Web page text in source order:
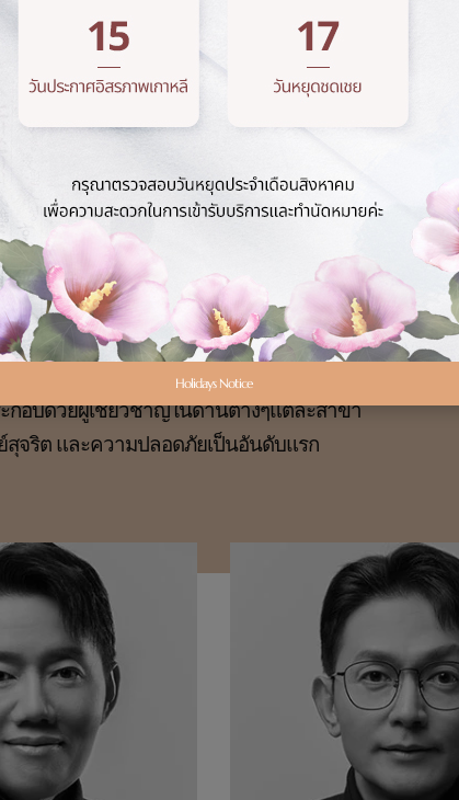
เอียด”
องศัลยแพทย์
แพทย์ผู้อำนวยการ
กอบด้วยผู้เชี่ยวชาญในด้านต่างๆแต่ละสาขา
จริต และความปลอดภัยเป็นอันดับแรก
Holidays Notice